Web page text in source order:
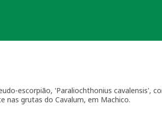
escorpião, 'Paraliochthonius cavalensis',
nas grutas do Cavalum, em Machico.